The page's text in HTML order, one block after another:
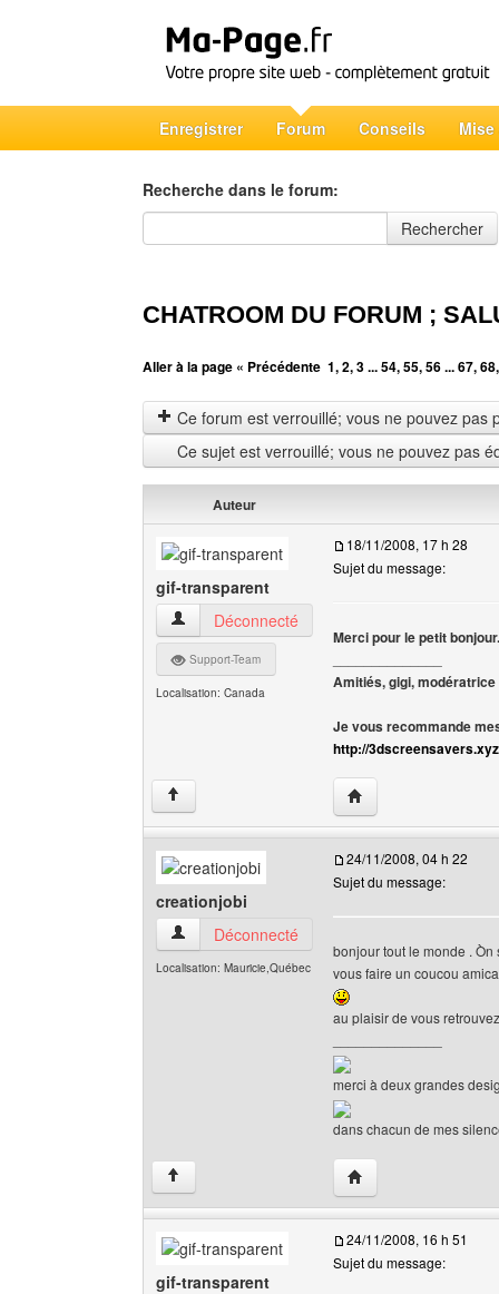
Enregistrer Forum Conseils Mise
Recherche dans le forum:
Recherche dans le forum
Rechercher
CHATROOM DU FORUM ;
Aller à la page « Précédente 1,2,3...54,55,56...67,68
Ce forum est verrouillé; vous ne pouvez pas
Ce sujet est verrouillé; vous ne pouvez pas
Auteur
gif-transparent
gif-transparent Voir le profil de l'utilisateur
Déconnecté
Support-Team
Localisation: Canada
18/11/2008, 17 h 28
Sujet du message:
Merci pour le petit
Amitiés, gigi, modératrice
Je vous recommande
http://3dscreensavers.xyz
↑ Visiter le site web
creationjobi
creationjobi Voir le profil de l'utilisateur
Déconnecté
Localisation: Mauricie,Québec
24/11/2008, 04 h 22
Sujet du message:
bonjour tout le monde .
vous faire un coucou
au plaisir de vous
merci à deux grandes
dans chacun de mes
↑ Visiter le site web
gif-transparent
24/11/2008, 16 h 51
Sujet du message: